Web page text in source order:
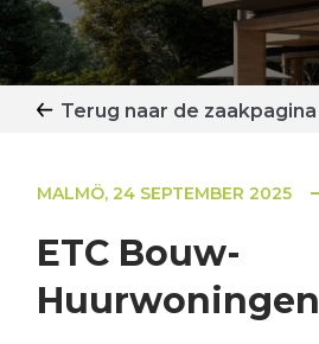
Terug naar de zaakpagina
MALMÖ, 24 SEPTEMBER 2025
ETC Bouw-
Huurwoningen